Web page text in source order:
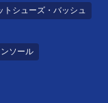
トシューズ・バッシュ
ソール